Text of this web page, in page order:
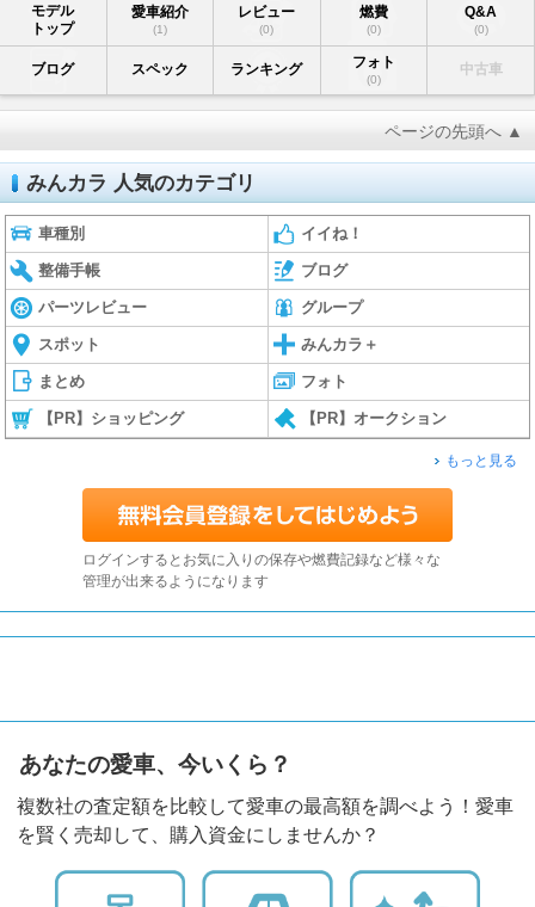
モデル
トップ
愛車紹介
(1)
レビュー
(0)
燃費
(0)
Q&A
(0)
ブログ スペック ランキング フォト
(0)
中古車
ページの先頭へ ▲
みんカラ 人気のカテゴリ
車種別 イイね！
整備手帳 ブログ
パーツレビュー グループ
スポット みんカラ＋
まとめ フォト
【PR】ショッピング 【PR】オークション
もっと見る
ログインするとお気に入りの保存や燃費記録など様々な
管理が出来るようになります
あなたの愛車、今いくら？
複数社の査定額を比較して愛車の最高額を調べよう！愛車
を賢く売却して、購入資金にしませんか？